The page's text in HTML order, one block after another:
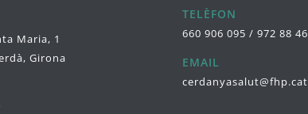
Maria, 1
Girona
TELÈFON
660 906 095 / 972 88
EMAIL
cerdanyasalut@fhp.cat